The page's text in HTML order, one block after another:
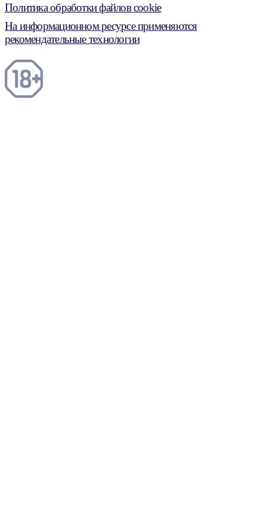
Политика обработки файлов cookie
На информационном ресурсе применяются
рекомендательные технологии